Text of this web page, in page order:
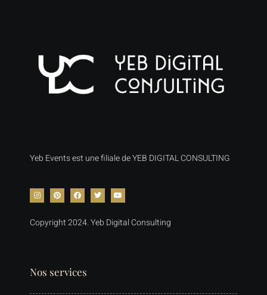
Yeb Events est une filiale de YEB DIGITAL CONSULTING
Copyright 2024. Yeb Digital Consulting
Nos services